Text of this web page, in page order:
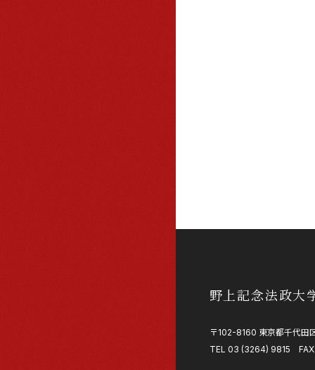
野上記念法政大
〒102-8160 東京都千代田
TEL 03 (3264) 9815